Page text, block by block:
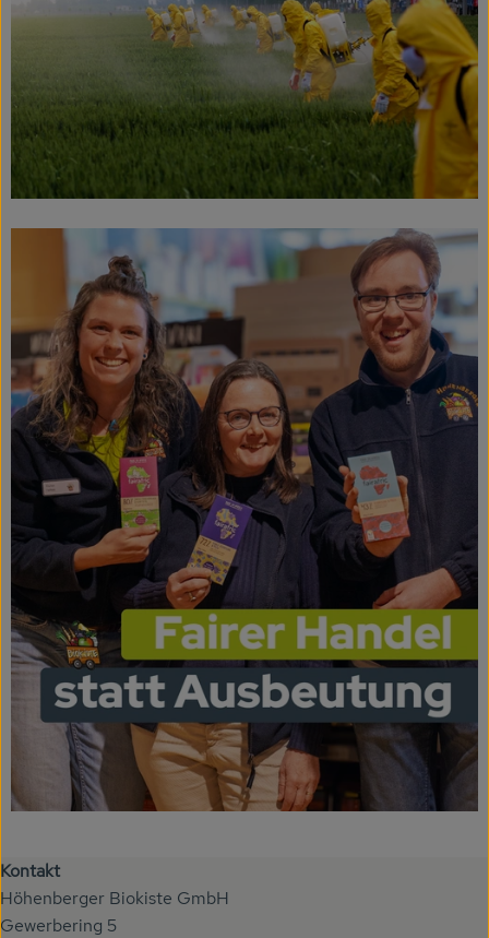
Kontakt
Höhenberger Biokiste GmbH
Gewerbering 5